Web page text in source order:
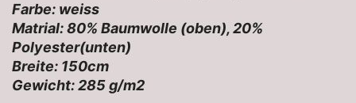
Farbe: weiss
Matrial: 80% Baumwolle (oben), 20%
Polyester(unten)
Breite: 150cm
Gewicht: 285 g/m2